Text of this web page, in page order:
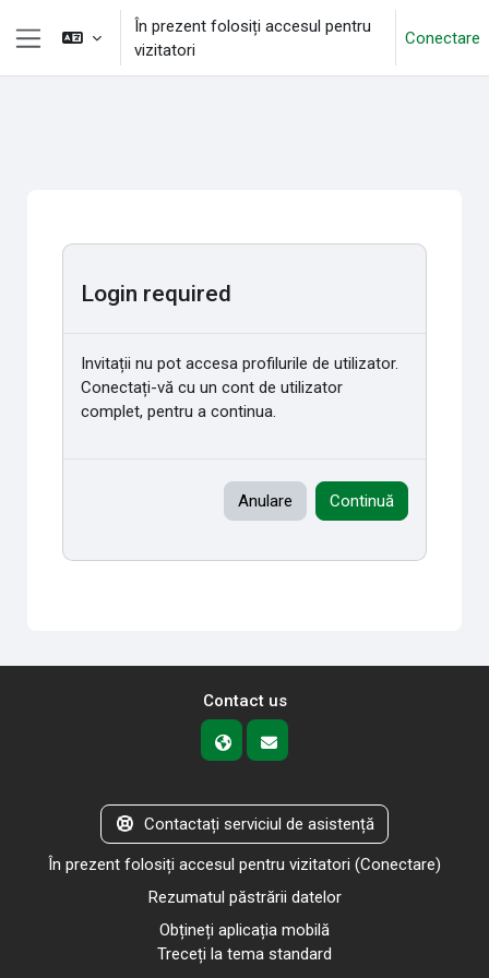
Sari la conţinutul principal
Panou lateral
În prezent folosiți accesul pentru
vizitatori
Conectare
Login required
Invitații nu pot accesa profilurile de utilizator.
Conectați-vă cu un cont de utilizator
complet, pentru a continua.
Anulare Continuă
Contact us
Contactați serviciul de asistență
În prezent folosiți accesul pentru vizitatori (Conectare)
Rezumatul păstrării datelor
Obțineți aplicația mobilă
Treceți la tema standard